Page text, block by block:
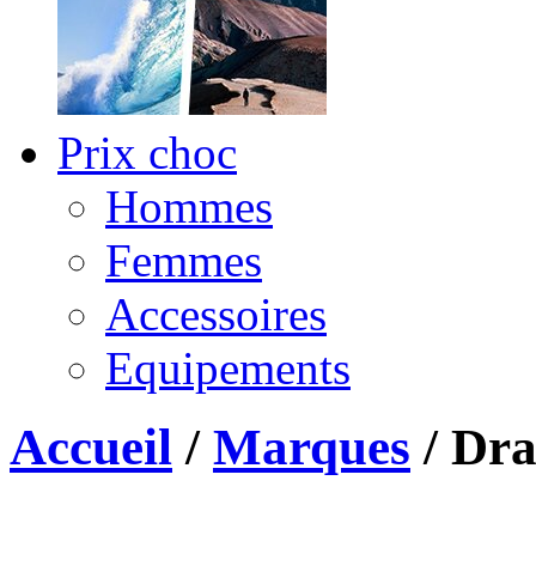
Prix choc
Hommes
Femmes
Accessoires
Equipements
Accueil / Marques /